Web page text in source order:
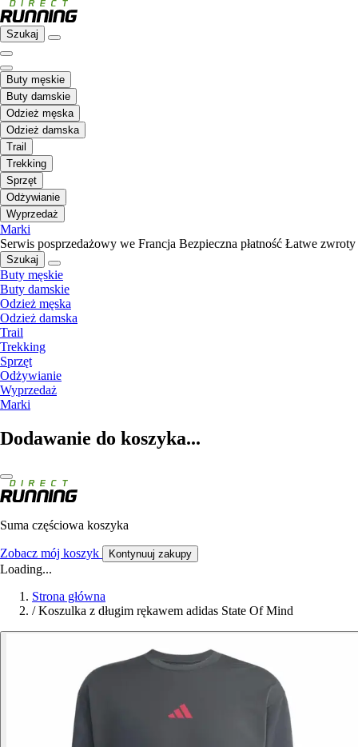
Szukaj
Buty męskie
Buty damskie
Odzież męska
Odzież damska
Trail
Trekking
Sprzęt
Odżywianie
Wyprzedaż
Marki
Serwis posprzedażowy we Francja Bezpieczna płatność Łatwe zwroty
Szukaj
Buty męskie
Buty damskie
Odzież męska
Odzież damska
Trail
Trekking
Sprzęt
Odżywianie
Wyprzedaż
Marki
Dodawanie do koszyka...
Suma częściowa koszyka
Zobacz mój koszyk Kontynuuj zakupy
Loading...
Strona główna
/ Koszulka z długim rękawem adidas State Of Mind